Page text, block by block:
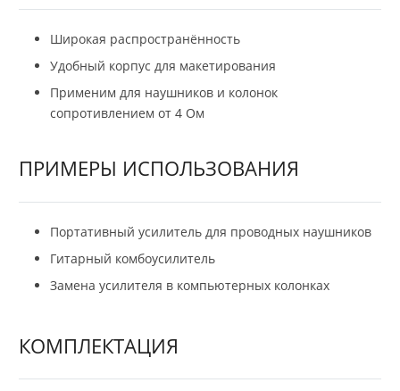
Широкая распространённость
Удобный корпус для макетирования
Применим для наушников и колонок
сопротивлением от 4 Ом
ПРИМЕРЫ ИСПОЛЬЗОВАНИЯ
Портативный усилитель для проводных наушников
Гитарный комбоусилитель
Замена усилителя в компьютерных колонках
КОМПЛЕКТАЦИЯ